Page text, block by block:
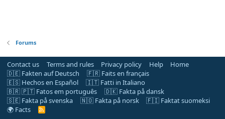
Forums
Contact us Terms and rules Privacy policy Help
Home
🇩🇪 Fakten auf Deutsch
🇫🇷 Faits en français
🇪🇸 Hechos en Español
🇮🇹 Fatti in Italiano
🇧🇷 🇵🇹 Fatos em português
🇩🇰 Fakta på dansk
🇸🇪 Fakta på svenska
🇳🇴 Fakta på norsk
🇫🇮 Faktat suomeksi
🌍 Facts
R